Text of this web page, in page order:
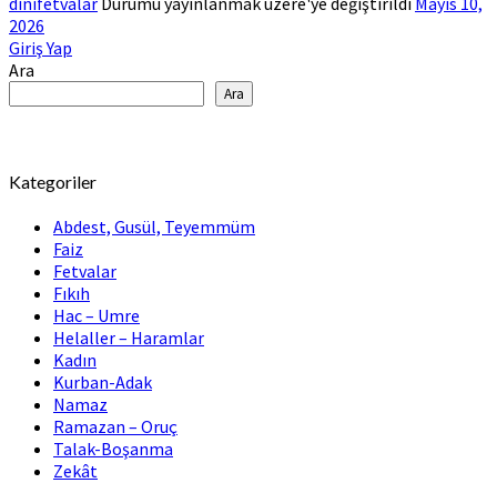
2026
Giriş Yap
Ara
Ara
Kategoriler
Abdest, Gusül, Teyemmüm
Faiz
Fetvalar
Fıkıh
Hac – Umre
Helaller – Haramlar
Kadın
Kurban-Adak
Namaz
Ramazan – Oruç
Talak-Boşanma
Zekât